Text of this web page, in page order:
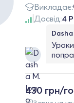
Викладає:
Досвід:4
Dasha
430 грн/